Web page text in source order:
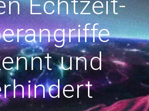
und